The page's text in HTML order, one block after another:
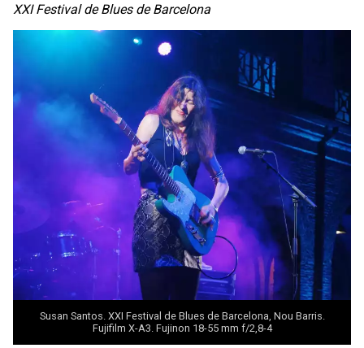
XXI Festival de Blues de Barcelona
Susan Santos. XXI Festival de Blues de Barcelona, Nou Barris.
Fujifilm X-A3. Fujinon 18-55 mm f/2,8-4